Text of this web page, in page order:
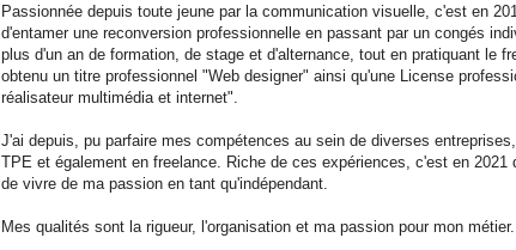
Passionnée depuis toute jeune par la communication visuelle, c'est en
d'entamer une reconversion professionnelle en passant par un congés
plus d'un an de formation, de stage et d'alternance, tout en pratiquant le
obtenu un titre professionnel "Web designer" ainsi qu'une License
réalisateur multimédia et internet".
J'ai depuis, pu parfaire mes compétences au sein de diverses
TPE et également en freelance. Riche de ces expériences, c'est en 2021
de vivre de ma passion en tant qu'indépendant.
Mes qualités sont la rigueur, l'organisation et ma passion pour mon métier.